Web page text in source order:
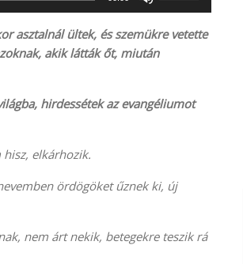
növeléséhez,
Fel/Le
asztalnál ültek, és szemükre vetette
akik látták őt, miután
hirdessétek az evangéliumot
elkárhozik.
ördögöket űznek ki, új
nem árt nekik, betegekre teszik rá